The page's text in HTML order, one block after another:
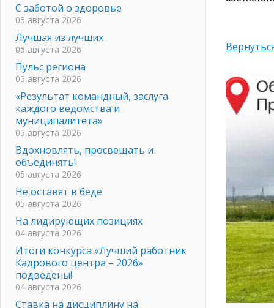
С заботой о здоровье
05 августа 2026
Лучшая из лучших
05 августа 2026
Пульс региона
05 августа 2026
«Результат командный, заслуга
каждого ведомства и
муниципалитета»
05 августа 2026
Вдохновлять, просвещать и
объединять!
05 августа 2026
Не оставят в беде
05 августа 2026
На лидирующих позициях
04 августа 2026
Итоги конкурса «Лучший работник
Кадрового центра – 2026»
подведены!
04 августа 2026
Ставка на дисциплину на